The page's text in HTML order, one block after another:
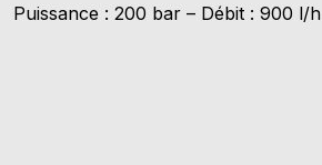
DIM15200
Puissance : 200 bar – Débit : 900 l/h